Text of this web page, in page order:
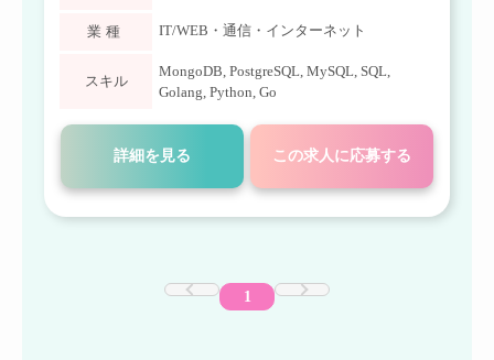
業種 IT/WEB・通信・インターネット
スキル
MongoDB, PostgreSQL, MySQL, SQL,
Golang, Python, Go
詳細を見る この求人に応募する
1